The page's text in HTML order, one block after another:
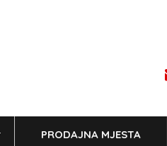
PRODAJNA MJESTA